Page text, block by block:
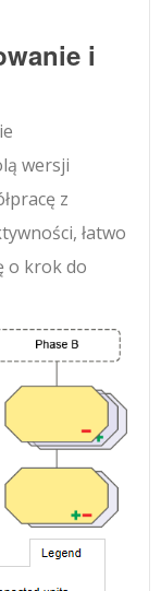
i
wersji
z
łatwo
o krok do